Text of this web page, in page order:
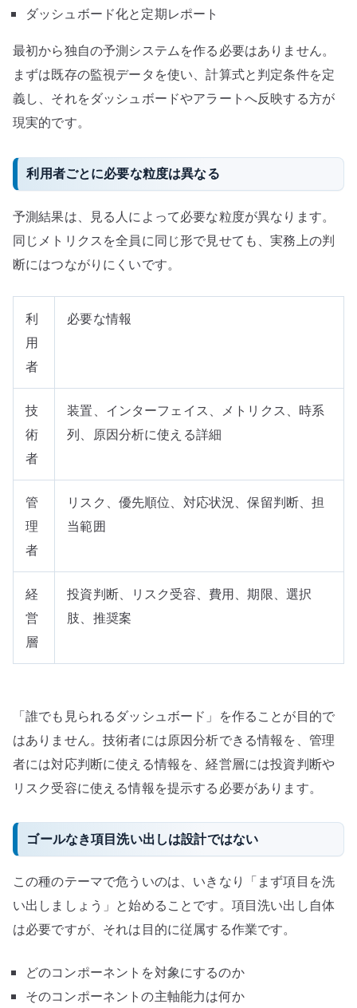
ダッシュボード化と定期レポート
最初から独自の予測システムを作る必要はありません。
まずは既存の監視データを使い、計算式と判定条件を定
義し、それをダッシュボードやアラートへ反映する方が
現実的です。
利用者ごとに必要な粒度は異なる
予測結果は、見る人によって必要な粒度が異なります。
同じメトリクスを全員に同じ形で見せても、実務上の判
断にはつながりにくいです。
利
用
者
必要な情報
技
術
者
装置、インターフェイス、メトリクス、時系
列、原因分析に使える詳細
管
理
者
リスク、優先順位、対応状況、保留判断、担
当範囲
経
営
層
投資判断、リスク受容、費用、期限、選択
肢、推奨案
「誰でも見られるダッシュボード」を作ることが目的で
はありません。技術者には原因分析できる情報を、管理
者には対応判断に使える情報を、経営層には投資判断や
リスク受容に使える情報を提示する必要があります。
ゴールなき項目洗い出しは設計ではない
この種のテーマで危ういのは、いきなり「まず項目を洗
い出しましょう」と始めることです。項目洗い出し自体
は必要ですが、それは目的に従属する作業です。
どのコンポーネントを対象にするのか
そのコンポーネントの主軸能力は何か